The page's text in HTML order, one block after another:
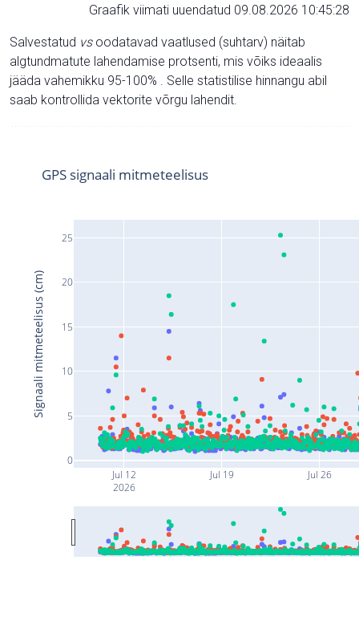
Graafik viimati uuendatud 09.08.2026 10:45:28
Salvestatud vsoodatavad vaatlused (suhtarv) näitab
algtundmatute lahendamise protsenti, mis võiks ideaalis
jääda vahemikku 95-100% . Selle statistilise hinnangu abil
saab kontrollida vektorite võrgu lahendit.
Jul 12
2026
Jul 19 Jul 26
0
5
10
15
20
25
GPS signaali mitmeteelisus
Signaali mitmeteelisus (cm)